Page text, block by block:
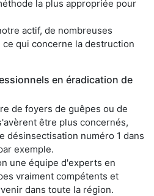
la plus appropriée pour
actif, de nombreuses
qui concerne la destruction
en éradication de
de foyers de guêpes ou de
être plus concernés,
désinsectisation numéro 1 dans
exemple.
une équipe d'experts en
vraiment compétents et
dans toute la région.